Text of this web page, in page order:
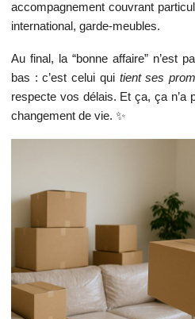
accompagnement couvrant
international, garde-meubles.
Au final, la “bonne affaire” n’est
bas : c’est celui qui tient ses
respecte vos délais. Et ça, ça n’a
changement de vie. ✨